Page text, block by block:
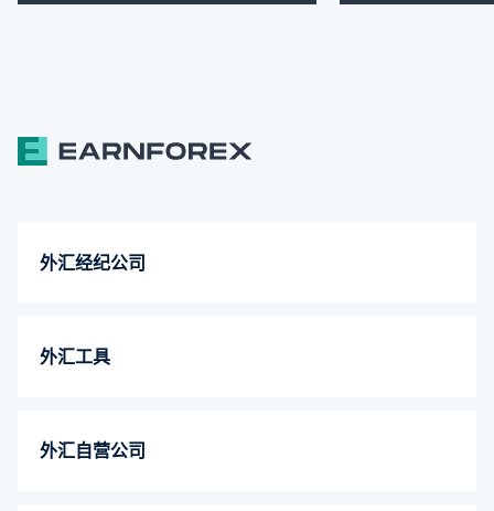
外汇经纪公司
外汇工具
外汇自营公司